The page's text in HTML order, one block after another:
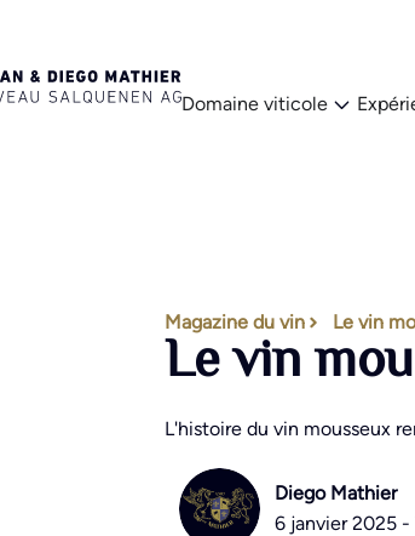
Domaine viticole
Magazine du vin Le vin
Le vin
L'histoire du vin mousseux
Diego Mathier
6 janvier 2025